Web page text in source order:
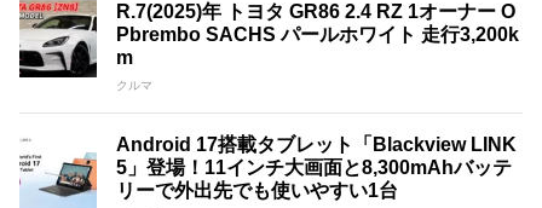
R.7(2025)年 トヨタ GR86 2.4 RZ 1オーナー O
Pbrembo SACHS パールホワイト 走行3,200k
m
クルマ
Android 17搭載タブレット「Blackview LINK
5」登場！11インチ大画面と8,300mAhバッテ
リーで外出先でも使いやすい1台